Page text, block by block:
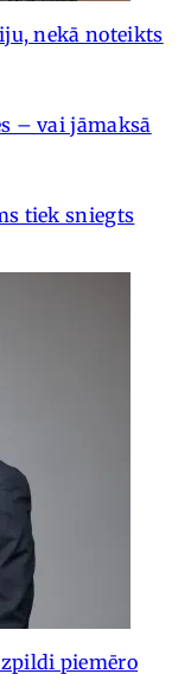
nekā noteikts
– vai jāmaksā
tiek sniegts
piemēro